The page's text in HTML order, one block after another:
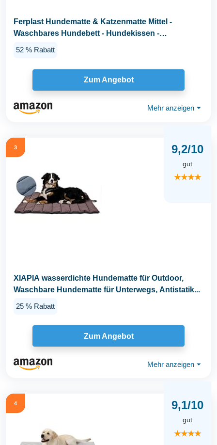
Ferplast Hundematte & Katzenmatte Mittel -
Waschbares Hundebett - Hundekissen -
52 % Rabatt
Zum Angebot
Mehr anzeigen ⏷
3 9,2/10
gut
★★★★
XIAPIA wasserdichte Hundematte für Outdoor,
Waschbare Hundematte für Unterwegs, Antistatik...
25 % Rabatt
Zum Angebot
Mehr anzeigen ⏷
4 9,1/10
gut
★★★★